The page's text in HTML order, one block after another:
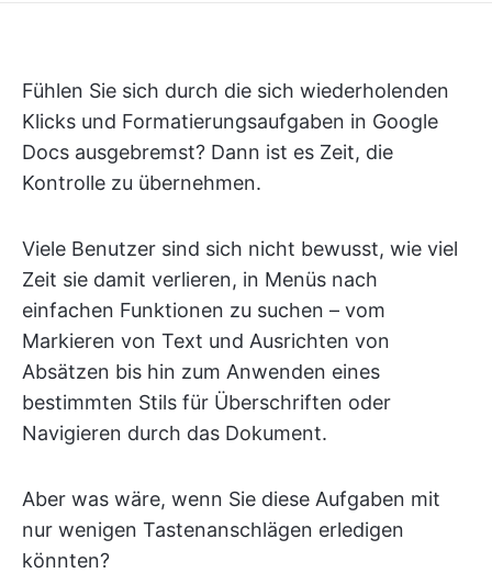
Fühlen Sie sich durch die sich wiederholenden
Klicks und Formatierungsaufgaben in Google
Docs ausgebremst? Dann ist es Zeit, die
Kontrolle zu übernehmen.
Viele Benutzer sind sich nicht bewusst, wie viel
Zeit sie damit verlieren, in Menüs nach
einfachen Funktionen zu suchen – vom
Markieren von Text und Ausrichten von
Absätzen bis hin zum Anwenden eines
bestimmten Stils für Überschriften oder
Navigieren durch das Dokument.
Aber was wäre, wenn Sie diese Aufgaben mit
nur wenigen Tastenanschlägen erledigen
könnten?